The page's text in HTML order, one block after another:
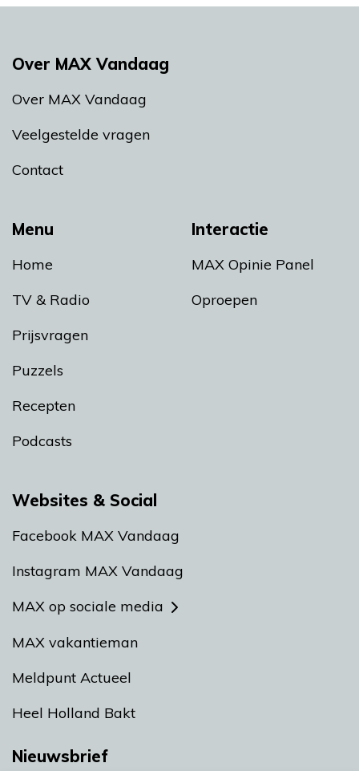
Menu
Home
TV & Radio
Prijsvragen
Puzzels
Recepten
Podcasts
Interactie
MAX Opinie Panel
Oproepen
Over MAX Vandaag
Over MAX Vandaag
Veelgestelde vragen
Contact
Websites & Social
Facebook MAX Vandaag
Instagram MAX Vandaag
MAX op sociale media
MAX vakantieman
Meldpunt Actueel
Heel Holland Bakt
Nieuwsbrief